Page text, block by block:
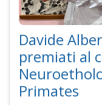
Davide
premiati al
Primates